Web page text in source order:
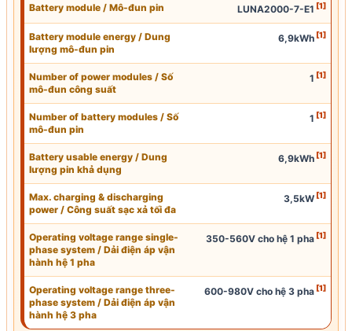
Battery module / Mô-đun pin LUNA2000-7-E1 [1]
Battery module energy / Dung
lượng mô-đun pin
6,9kWh [1]
Number of power modules / Số
mô-đun công suất
1 [1]
Number of battery modules / Số
mô-đun pin
1 [1]
Battery usable energy / Dung
lượng pin khả dụng
6,9kWh [1]
Max. charging & discharging
power / Công suất sạc xả tối đa
3,5kW [1]
Operating voltage range single-
phase system / Dải điện áp vận
hành hệ 1 pha
350-560V cho hệ 1 pha [1]
Operating voltage range three-
phase system / Dải điện áp vận
hành hệ 3 pha
600-980V cho hệ 3 pha [1]